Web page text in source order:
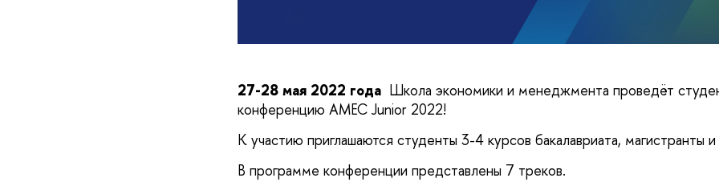
27-28 мая 2022 года Школа экономики и менеджмента проведёт
конференцию AMEC Junior 2022!
К участию приглашаются студенты 3-4 курсов бакалавриата, магистранты
В программе конференции представлены 7 треков.